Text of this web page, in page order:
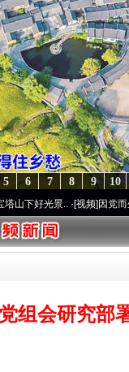
10
9
8
7
6
5
景..·[视频]因党而生 为党而
组会研究部